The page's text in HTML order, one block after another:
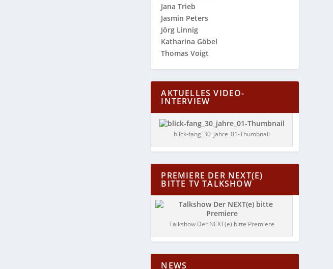
Jana Trieb
Jasmin Peters
Jörg Linnig
Katharina Göbel
Thomas Voigt
AKTUELLES VIDEO-
INTERVIEW
blick-fang_30_jahre_01-Thumbnail
PREMIERE DER NEXT(E)
BITTE TV TALKSHOW
Talkshow Der NEXT(e) bitte Premiere
NEWS